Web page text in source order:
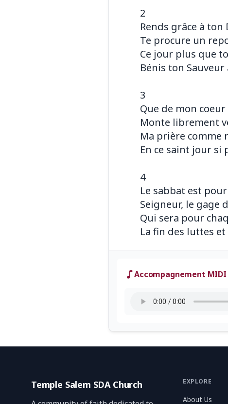
2
Rends grâce à
Te procure un
Ce jour plus que
Bénis ton Sauveur
3
Que de mon
Monte librement
Ma prière comme
En ce saint jour si
4
Le sabbat est
Seigneur, le gage
Qui sera pour
Accompagnement MIDI
Temple Salem SDA Church EXPLORE
About Us